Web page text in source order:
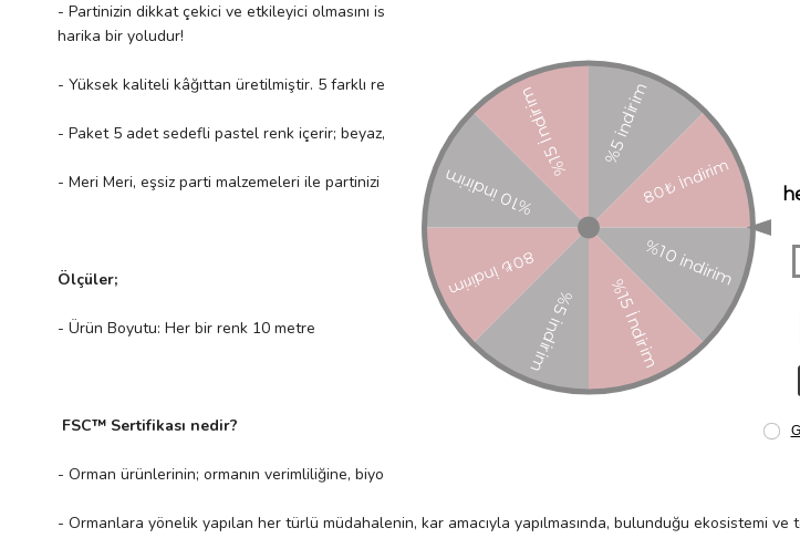
- Partinizin dikkat çekici ve etkileyici olmasını istiyorsanız asılan süslerle partinize sihirli dokunuşlar
harika bir yoludur!
- Yüksek kaliteli kâğıttan üretilmiştir. 5 farklı renkte 5 adet süs içerir.
- Paket 5 adet sedefli pastel renk içerir; beyaz, nane yeşili, pembe, koyu pembe ve mavi.
- Meri Meri, eşsiz parti malzemeleri ile partinizi benzersiz kılarken çocuklarımıza güvenli bir gelecek
Ölçüler;
- Ürün Boyutu: Her bir renk 10 metre
FSC™ Sertifikası nedir?
- Orman ürünlerinin; ormanın verimliliğine, biyolojik çeşitliliğe ve ekolojik süreçlere zararsız bir şekilde elde
- Ormanlara yönelik yapılan her türlü müdahalenin, kar amacıyla yapılmasında, bulunduğu ekosistemi